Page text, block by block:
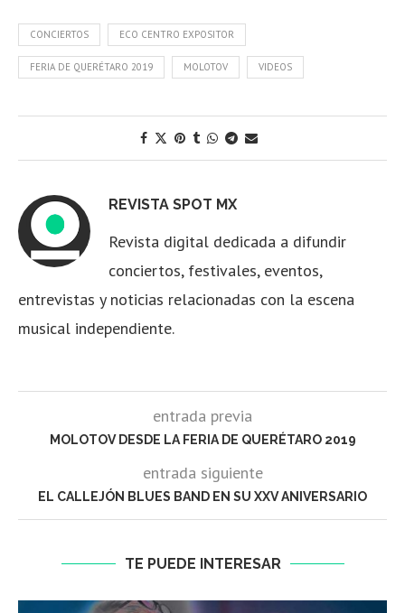
CONCIERTOS ECO CENTRO EXPOSITOR
FERIA DE QUERÉTARO 2019 MOLOTOV VIDEOS
REVISTA SPOT MX
Revista digital dedicada a difundir
conciertos, festivales, eventos,
entrevistas y noticias relacionadas con la escena
musical independiente.
entrada previa
MOLOTOV DESDE LA FERIA DE QUERÉTARO 2019
entrada siguiente
EL CALLEJÓN BLUES BAND EN SU XXV ANIVERSARIO
TE PUEDE INTERESAR